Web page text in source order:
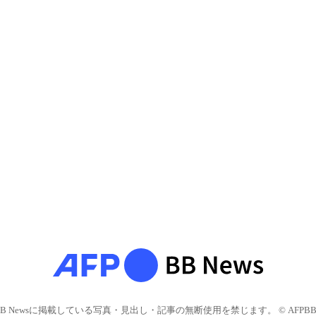
Newsに掲載している写真・見出し・記事の無断使用を禁じます。 © AFPBB